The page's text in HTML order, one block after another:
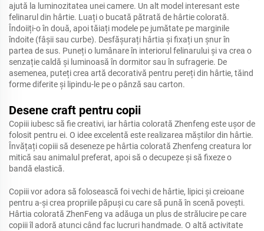
ajută la luminozitatea unei camere. Un alt model interesant este
felinarul din hârtie. Luați o bucată pătrată de hârtie colorată.
Îndoiiți-o în două, apoi tăiați modele pe jumătate pe marginile
îndoite (fâșii sau curbe). Desfășurați hârtia și fixați un șnur în
partea de sus. Puneți o lumânare în interiorul felinarului și va crea o
senzație caldă și luminoasă în dormitor sau în sufragerie. De
asemenea, puteți crea artă decorativă pentru pereți din hârtie, tăind
forme diferite și lipindu-le pe o pânză sau carton.
Desene craft pentru copii
Copiii iubesc să fie creativi, iar hârtia colorată Zhenfeng este ușor de
folosit pentru ei. O idee excelentă este realizarea măștilor din hârtie.
Învățați copiii să deseneze pe hârtia colorată Zhenfeng creatura lor
mitică sau animalul preferat, apoi să o decupeze și să fixeze o
bandă elastică.
Copiii vor adora să folosească foi vechi de hârtie, lipici și creioane
pentru a-și crea propriile păpuși cu care să pună în scenă povești.
Hârtia colorată ZhenFeng va adăuga un plus de strălucire pe care
copiii îl adoră atunci când fac lucruri handmade. O altă activitate